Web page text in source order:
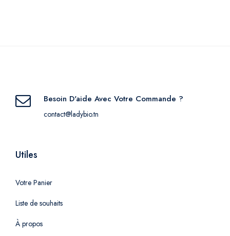
Besoin D'aide Avec Votre Commande ?
contact@ladybio.tn
Utiles
Votre Panier
Liste de souhaits
À propos